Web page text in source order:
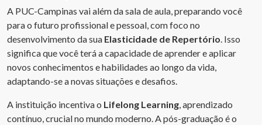
A PUC-Campinas vai além da sala de aula, preparando você
para o futuro profissional e pessoal, com foco no
desenvolvimento da sua Elasticidade de Repertório. Isso
significa que você terá a capacidade de aprender e aplicar
novos conhecimentos e habilidades ao longo da vida,
adaptando-se a novas situações e desafios.
A instituição incentiva o Lifelong Learning, aprendizado
contínuo, crucial no mundo moderno. A pós-graduação é o